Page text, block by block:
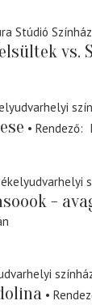
Stúdió Színház
vs.
Rendező
-